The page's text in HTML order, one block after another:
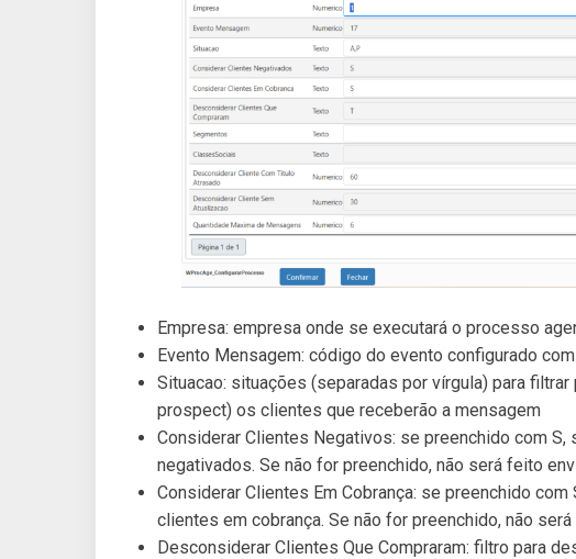
Empresa: empresa onde se executará o processo
Evento Mensagem: código do evento configurado
Situacao: situações (separadas por vírgula) para
prospect) os clientes que receberão a mensagem
Considerar Clientes Negativos: se preenchido com
negativados. Se não for preenchido, não será feito
Considerar Clientes Em Cobrança: se preenchido
clientes em cobrança. Se não for preenchido, não
Desconsiderar Clientes Que Compraram: filtro para